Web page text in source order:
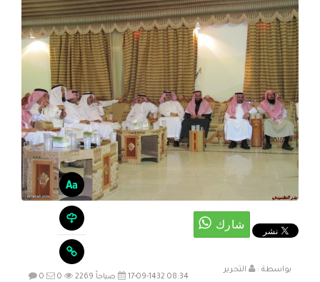
بواسطة :
التحرير
17-09-1432 08:34 صباحاً
0 0 2269